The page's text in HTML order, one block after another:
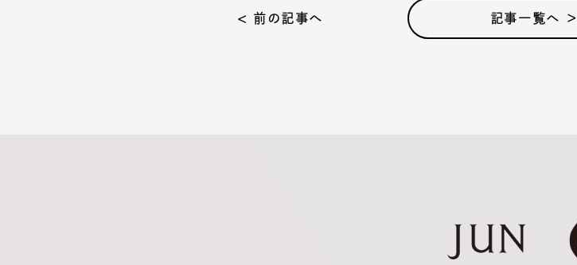
< 前の記事へ 記事一覧へ ＞